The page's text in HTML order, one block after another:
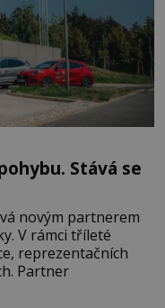
Stává se
novým partnerem
V rámci tříleté
reprezentačních
Partner